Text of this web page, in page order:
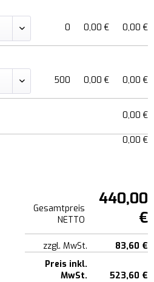
0
0,00 € 0,00 €
500
0,00 € 0,00 €
0,00 €
0,00 €
Gesamtpreis
NETTO
440,00
€
zzgl. MwSt.
83,60 €
Preis inkl.
MwSt.
523,60 €